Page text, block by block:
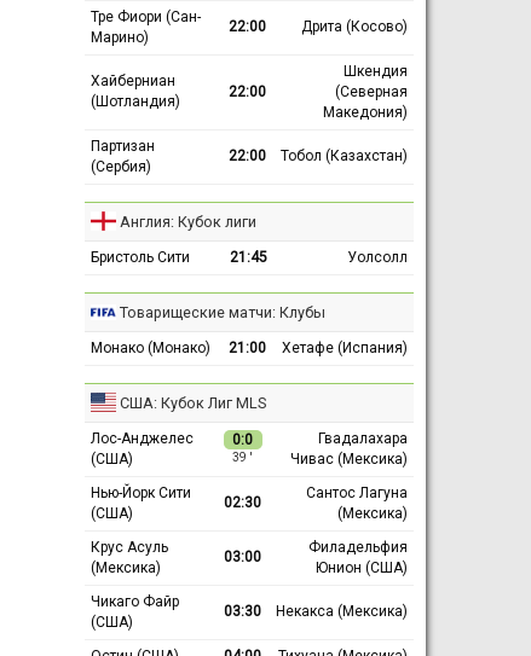
Тре Фиори (Сан-
Марино)
22:00 Дрита (Косово)
Хайберниан
(Шотландия)
22:00
Шкендия
(Северная
Македония)
Партизан
(Сербия)
22:00 Тобол (Казахстан)
Англия: Кубок лиги
Бристоль Сити 21:45 Уолсолл
Товарищеские матчи: Клубы
Монако (Монако) 21:00 Хетафе (Испания)
США: Кубок Лиг MLS
Лос-Анджелес
(США)
0:0
39 ′
Гвадалахара
Чивас (Мексика)
Нью-Йорк Сити
(США)
02:30
Сантос Лагуна
(Мексика)
Крус Асуль
(Мексика)
03:00
Филадельфия
Юнион (США)
Чикаго Файр
(США)
03:30 Некакса (Мексика)